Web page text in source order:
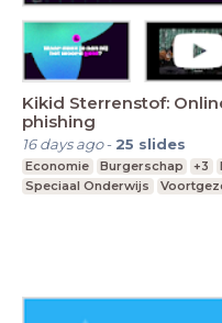
Kikid Sterrenstof:
phishing
16 days ago- 25 slides
Economie Burgerschap +3
Speciaal Onderwijs